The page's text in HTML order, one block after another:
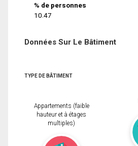
% de personnes
10.47
Données Sur Le Bâtiment
TYPE DE BÂTIMENT
Appartements (faible
hauteur et à étages
multiples)